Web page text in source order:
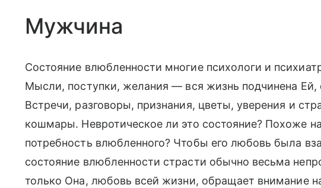
Мужчина
Состояние влюбленности многие психологи и
Мысли, поступки, желания — вся жизнь подчинена Ей,
Встречи, разговоры, признания, цветы, уверения и
кошмары. Невротическое ли это состояние? Похоже
потребность влюбленного? Чтобы его любовь была
состояние влюбленности страсти обычно весьма
только Она, любовь всей жизни, обращает внимание